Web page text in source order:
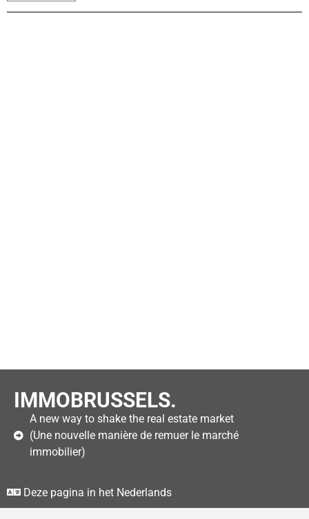
IMMOBRUSSELS.
A new way to shake the real estate market
(Une nouvelle manière de remuer le marché
immobilier)
Deze pagina in het Nederlands